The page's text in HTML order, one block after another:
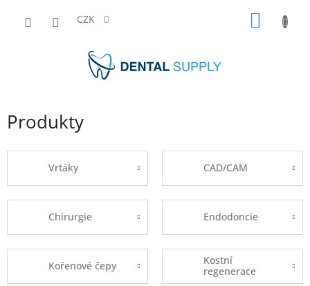
CZK
Produkty
Vrtáky CAD/CAM
Chirurgie Endodoncie
Kořenové čepy
Kostní
regenerace